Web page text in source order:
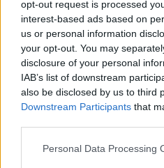
opt-out request is processed
interest-based ads based on
us or personal information
your opt-out. You may
disclosure of your personal
IAB’s list of downstream
also be disclosed by us to third
Downstream Participants that
Please note that this website/
Personal Data Processing
Országos hírek
Megérkezett
Aktuális
Paks II.: Mit
árnyékában?